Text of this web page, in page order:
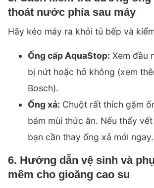
thoát nước phía sau máy
Hãy kéo máy ra khỏi tủ bếp và
Ống cấp AquaStop: Xem đầu
bị nứt hoặc hở không (xem
Bosch).
Ống xả: Chuột rất thích gặm
bám mùi thức ăn. Nếu thấy
bạn cần thay ống xả mới ngay.
6. Hướng dẫn vệ sinh và
mềm cho gioăng cao su